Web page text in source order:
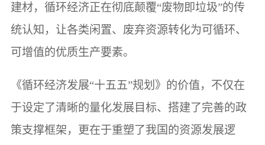
建材，循环经济正在彻底颠覆“废物即垃圾”的传
统认知，让各类闲置、废弃资源转化为可循环、
可增值的优质生产要素。
《循环经济发展“十五五”规划》的价值，不仅在
于设定了清晰的量化发展目标、搭建了完善的政
策支撑框架，更在于重塑了我国的资源发展逻